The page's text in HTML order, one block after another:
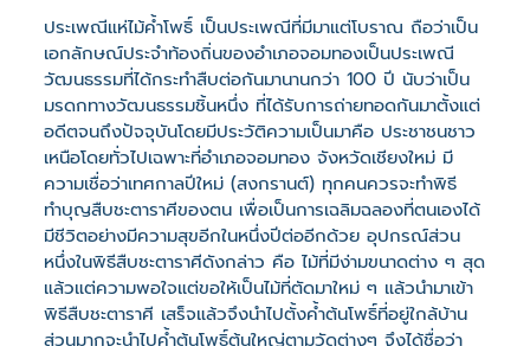
ประเพณีแห่ไม้ค้ำโพธิ์ เป็นประเพณีที่มีมาแต่โบราณ ถือว่าเป็น
เอกลักษณ์ประจำท้องถิ่นของอำเภอจอมทองเป็นประเพณี
วัฒนธรรมที่ได้กระทำสืบต่อกันมานานกว่า 100 ปี นับว่าเป็น
มรดกทางวัฒนธรรมชิ้นหนึ่ง ที่ได้รับการถ่ายทอดกันมาตั้งแต่
อดีตจนถึงปัจจุบันโดยมีประวัติความเป็นมาคือ ประชาชนชาว
เหนือโดยทั่วไปเฉพาะที่อำเภอจอมทอง จังหวัดเชียงใหม่ มี
ความเชื่อว่าเทศกาลปีใหม่ (สงกรานต์) ทุกคนควรจะทำพิธี
ทำบุญสืบชะตาราศีของตน เพื่อเป็นการเฉลิมฉลองที่ตนเองได้
มีชีวิตอย่างมีความสุขอีกในหนึ่งปีต่ออีกด้วย อุปกรณ์ส่วน
หนึ่งในพิธีสืบชะตาราศีดังกล่าว คือ ไม้ที่มีง่ามขนาดต่าง ๆ สุด
แล้วแต่ความพอใจแต่ขอให้เป็นไม้ที่ตัดมาใหม่ ๆ แล้วนำมาเข้า
พิธีสืบชะตาราศี เสร็จแล้วจึงนำไปตั้งค้ำต้นโพธิ์ที่อยู่ใกล้บ้าน
ส่วนมากจะนำไปค้ำต้นโพธิ์ต้นใหญ่ตามวัดต่างๆ จึงได้ชื่อว่า